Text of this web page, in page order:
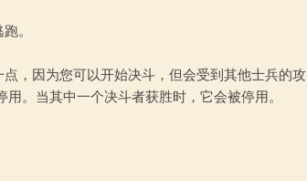
。
，因为您可以开始决斗，但会受到其他士兵的攻
。当其中一个决斗者获胜时，它会被停用。